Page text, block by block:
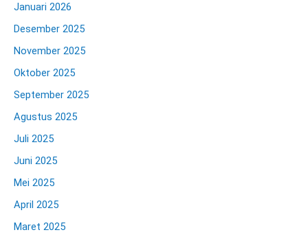
Januari 2026
Desember 2025
November 2025
Oktober 2025
September 2025
Agustus 2025
Juli 2025
Juni 2025
Mei 2025
April 2025
Maret 2025